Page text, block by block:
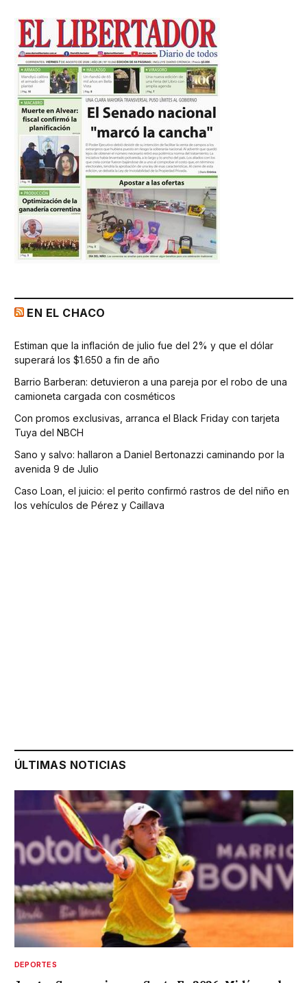
EN EL CHACO
Estiman que la inflación de julio fue del 2% y que el dólar
superará los $1.650 a fin de año
Barrio Barberan: detuvieron a una pareja por el robo de una
camioneta cargada con cosméticos
Con promos exclusivas, arranca el Black Friday con tarjeta
Tuya del NBCH
Sano y salvo: hallaron a Daniel Bertonazzi caminando por la
avenida 9 de Julio
Caso Loan, el juicio: el perito confirmó rastros de del niño en
los vehículos de Pérez y Caillava
ÚLTIMAS NOTICIAS
DEPORTES